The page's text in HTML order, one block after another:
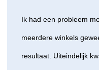
Ik had een probleem
meerdere winkels
resultaat. Uiteindelijk